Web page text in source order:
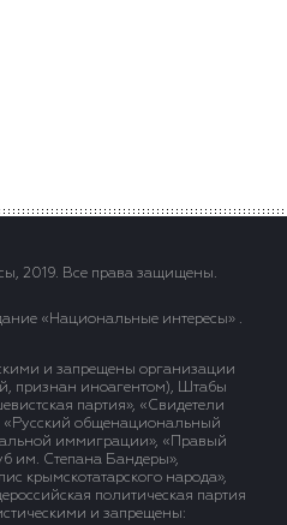
2019. Все права защищены.
«Национальные интересы» .
и запрещены организации
признан иноагентом), Штабы
партия», «Свидетели
«Русский общенациональный
иммиграции», «Правый
им. Степана Бандеры»,
крымскотатарского народа»,
политическая партия
и запрещены: